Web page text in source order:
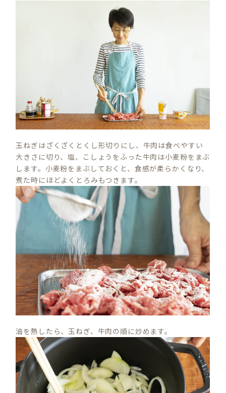
玉ねぎはざくざくとくし形切りにし、牛肉は食べやすい
大きさに切り、塩、こしょうをふった牛肉は小麦粉をまぶ
します。小麦粉をまぶしておくと、食感が柔らかくなり、
煮た時にほどよくとろみもつきます。
油を熱したら、玉ねぎ、牛肉の順に炒めます。